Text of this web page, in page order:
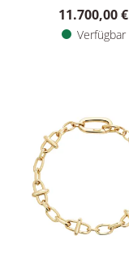
11.700,00 €
Verfügbar